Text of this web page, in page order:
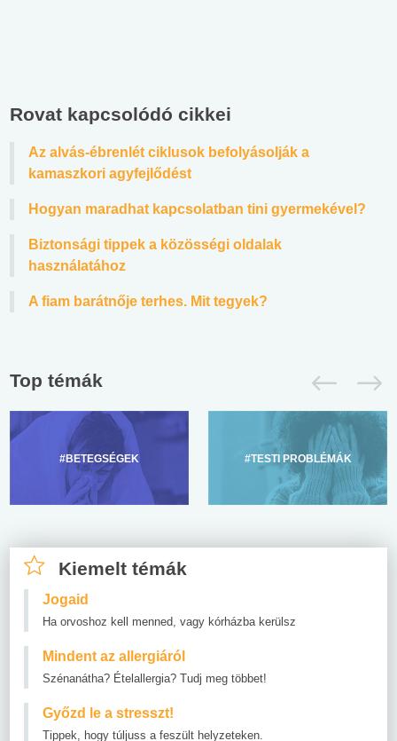
Rovat kapcsolódó cikkei
Az alvás-ébrenlét ciklusok befolyásolják a
kamaszkori agyfejlődést
Hogyan maradhat kapcsolatban tini gyermekével?
Biztonsági tippek a közösségi oldalak
használatához
A fiam barátnője terhes. Mit tegyek?
Top témák
#BETEGSÉGEK #TESTI PROBLÉMÁK
Kiemelt témák
Jogaid
Ha orvoshoz kell menned, vagy kórházba kerülsz
Mindent az allergiáról
Szénanátha? Ételallergia? Tudj meg többet!
Győzd le a stresszt!
Tippek, hogy túljuss a feszült helyzeteken.